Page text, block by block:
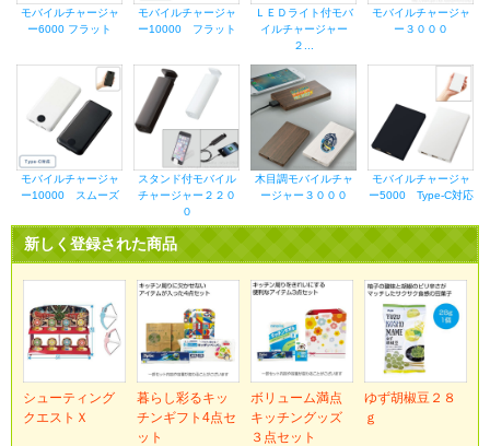
モバイルチャージャ
ー6000 フラット
モバイルチャージャ
ー10000 フラット
ＬＥＤライト付モバ
イルチャージャー
２...
モバイルチャージャ
ー３０００
モバイルチャージャ
ー10000 スムーズ
スタンド付モバイル
チャージャー２２０
０
木目調モバイルチャ
ージャー３０００
モバイルチャージャ
ー5000 Type-C対応
新しく登録された商品
シューティング
クエストＸ
暮らし彩るキッ
チンギフト4点セ
ット
ボリューム満点
キッチングッズ
３点セット
ゆず胡椒豆２８
ｇ